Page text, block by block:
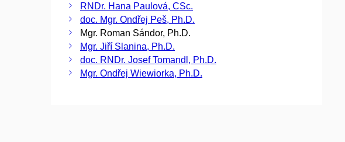
RNDr. Hana Paulová, CSc.
doc. Mgr. Ondřej Peš, Ph.D.
Mgr. Roman Sándor, Ph.D.
Mgr. Jiří Slanina, Ph.D.
doc. RNDr. Josef Tomandl, Ph.D.
Mgr. Ondřej Wiewiorka, Ph.D.